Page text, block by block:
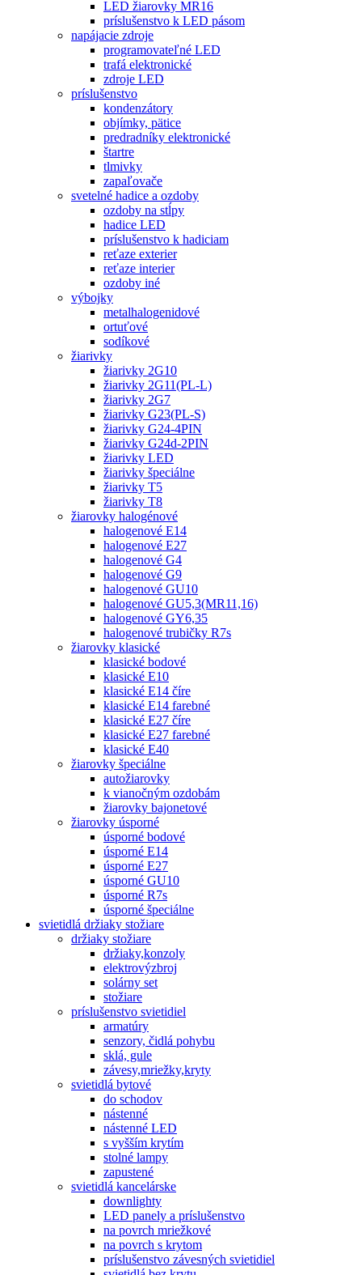
LED žiarovky MR16
príslušenstvo k LED pásom
napájacie zdroje
programovateľné LED
trafá elektronické
zdroje LED
príslušenstvo
kondenzátory
objímky, pätice
predradníky elektronické
štartre
tlmivky
zapaľovače
svetelné hadice a ozdoby
ozdoby na stĺpy
hadice LED
príslušenstvo k hadiciam
reťaze exterier
reťaze interier
ozdoby iné
výbojky
metalhalogenidové
ortuťové
sodíkové
žiarivky
žiarivky 2G10
žiarivky 2G11(PL-L)
žiarivky 2G7
žiarivky G23(PL-S)
žiarivky G24-4PIN
žiarivky G24d-2PIN
žiarivky LED
žiarivky špeciálne
žiarivky T5
žiarivky T8
žiarovky halogénové
halogenové E14
halogenové E27
halogenové G4
halogenové G9
halogenové GU10
halogenové GU5,3(MR11,16)
halogenové GY6,35
halogenové trubičky R7s
žiarovky klasické
klasické bodové
klasické E10
klasické E14 číre
klasické E14 farebné
klasické E27 číre
klasické E27 farebné
klasické E40
žiarovky špeciálne
autožiarovky
k vianočným ozdobám
žiarovky bajonetové
žiarovky úsporné
úsporné bodové
úsporné E14
úsporné E27
úsporné GU10
úsporné R7s
úsporné špeciálne
svietidlá držiaky stožiare
držiaky stožiare
držiaky,konzoly
elektrovýzbroj
solárny set
stožiare
príslušenstvo svietidiel
armatúry
senzory, čidlá pohybu
sklá, gule
závesy,mriežky,kryty
svietidlá bytové
do schodov
nástenné
nástenné LED
s vyšším krytím
stolné lampy
zapustené
svietidlá kancelárske
downlighty
LED panely a príslušenstvo
na povrch mriežkové
na povrch s krytom
príslušenstvo závesných svietidiel